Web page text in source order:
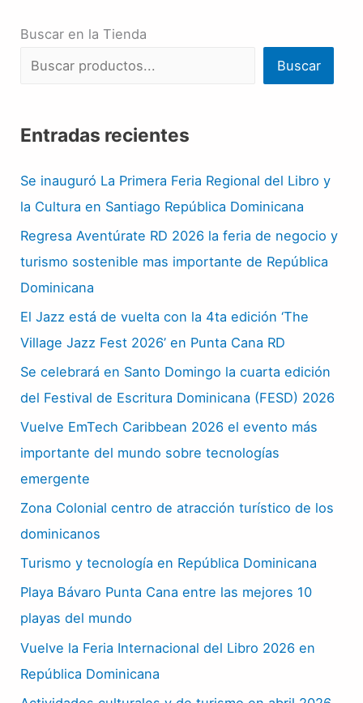
Buscar en la Tienda
Buscar
Entradas recientes
Se inauguró La Primera Feria Regional del Libro y
la Cultura en Santiago República Dominicana
Regresa Aventúrate RD 2026 la feria de negocio y
turismo sostenible mas importante de República
Dominicana
El Jazz está de vuelta con la 4ta edición ‘The
Village Jazz Fest 2026’ en Punta Cana RD
Se celebrará en Santo Domingo la cuarta edición
del Festival de Escritura Dominicana (FESD) 2026
Vuelve EmTech Caribbean 2026 el evento más
importante del mundo sobre tecnologías
emergente
Zona Colonial centro de atracción turístico de los
dominicanos
Turismo y tecnología en República Dominicana
Playa Bávaro Punta Cana entre las mejores 10
playas del mundo
Vuelve la Feria Internacional del Libro 2026 en
República Dominicana